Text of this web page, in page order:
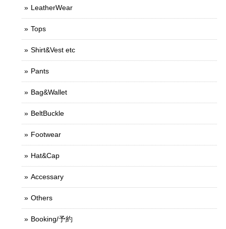
LeatherWear
Tops
Shirt&Vest etc
Pants
Bag&Wallet
BeltBuckle
Footwear
Hat&Cap
Accessary
Others
Booking/予約